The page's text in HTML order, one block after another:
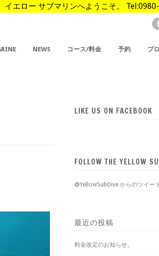
エロー サブマリンへようこそ。
NEWS コース/料金 予約 ブ
LIKE US ON FACEBOOK
FOLLOW THE YELLOW
@YellowSubDive からのツイート
最近の投稿
料金改定のお知らせ。